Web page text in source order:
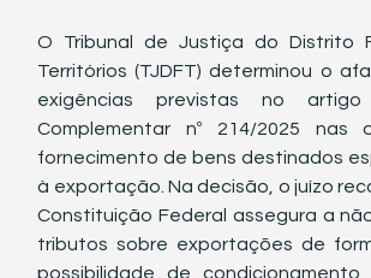
O Tribunal de Justiça do Distrito
Territórios (TJDFT) determinou o
exigências previstas no
Complementar nº 214/2025 nas
fornecimento de bens destinados
à exportação. Na decisão, o juízo
Constituição Federal assegura a
tributos sobre exportações de
possibilidade de condicionamento